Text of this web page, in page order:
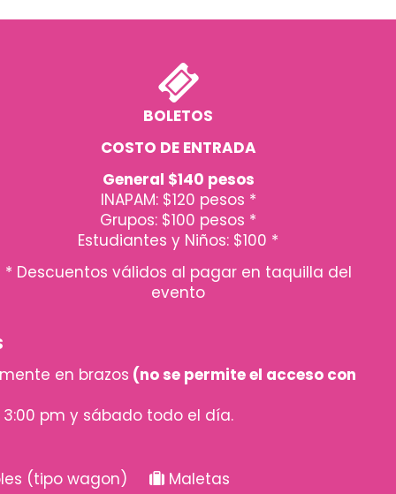
BOLETOS
COSTO DE ENTRADA
General $140 pesos
INAPAM: $120 pesos *
Grupos: $100 pesos *
Estudiantes y Niños: $100 *
* Descuentos válidos al pagar en taquilla del
evento
en brazos (no se permite el acceso con
pm y sábado todo el día.
(tipo wagon) Maletas